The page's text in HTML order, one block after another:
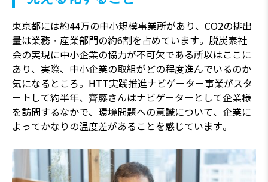
東京都には約44万の中小規模事業所があり、CO2の排出
量は業務・産業部門の約6割を占めています。脱炭素社
会の実現に中小企業の協力が不可欠である所以はここに
あり、実際、中小企業の取組がどの程度進んでいるのか
気になるところ。HTT実践推進ナビゲーター事業がスタ
ートして約半年、齊藤さんはナビゲーターとして企業様
を訪問するなかで、環境問題への意識について、企業に
よってかなりの温度差があることを感じています。